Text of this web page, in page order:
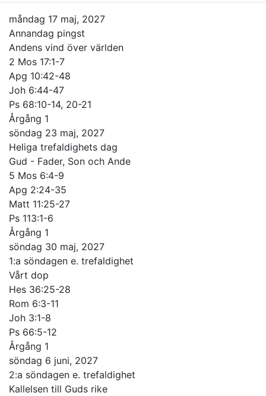
måndag 17 maj, 2027
Annandag pingst
Andens vind över världen
2 Mos 17:1-7
Apg 10:42-48
Joh 6:44-47
Ps 68:10-14, 20-21
Årgång 1
söndag 23 maj, 2027
Heliga trefaldighets dag
Gud - Fader, Son och Ande
5 Mos 6:4-9
Apg 2:24-35
Matt 11:25-27
Ps 113:1-6
Årgång 1
söndag 30 maj, 2027
1:a söndagen e. trefaldighet
Vårt dop
Hes 36:25-28
Rom 6:3-11
Joh 3:1-8
Ps 66:5-12
Årgång 1
söndag 6 juni, 2027
2:a söndagen e. trefaldighet
Kallelsen till Guds rike